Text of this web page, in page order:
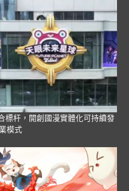
標杆，開創國漫實體化可持續發
模式